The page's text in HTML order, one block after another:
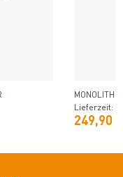
MONOLITH
Lieferzeit: 1
249,90